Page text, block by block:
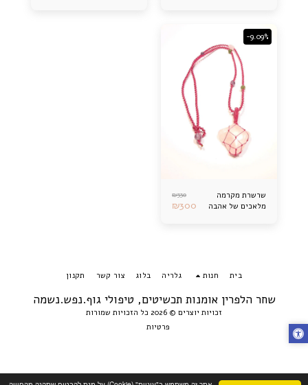
-9.09%
שרשרת מקרמה
מלאכים של אהבה
₪330
₪300
שחר הלפרין אומנות תכשיטים, טיפולי גוף.נפש.נשמה
זכויות יוצרים © 2026 כל הזכויות שמורות
פרטיות
בית חנות גלריה בלוג צור קשר תקנון